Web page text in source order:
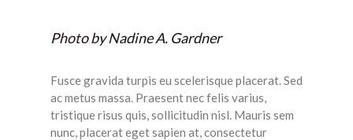
Photo byNadine A. Gardner
Fusce gravida turpis eu scelerisque placerat. Sed
ac metus massa. Praesent nec felis varius,
tristique risus quis, sollicitudin nisl. Mauris sem
nunc, placerat eget sapien at, consectetur